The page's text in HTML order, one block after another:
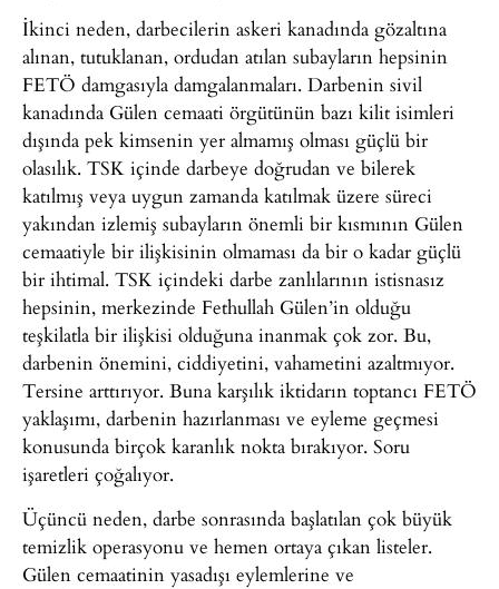
İkinci neden, darbecilerin askeri kanadında gözaltına
alınan, tutuklanan, ordudan atılan subayların hepsinin
FETÖ damgasıyla damgalanmaları. Darbenin sivil
kanadında Gülen cemaati örgütünün bazı kilit isimleri
dışında pek kimsenin yer almamış olması güçlü bir
olasılık. TSK içinde darbeye doğrudan ve bilerek
katılmış veya uygun zamanda katılmak üzere süreci
yakından izlemiş subayların önemli bir kısmının Gülen
cemaatiyle bir ilişkisinin olmaması da bir o kadar güçlü
bir ihtimal. TSK içindeki darbe zanlılarının istisnasız
hepsinin, merkezinde Fethullah Gülen’in olduğu
teşkilatla bir ilişkisi olduğuna inanmak çok zor. Bu,
darbenin önemini, ciddiyetini, vahametini azaltmıyor.
Tersine arttırıyor. Buna karşılık iktidarın toptancı FETÖ
yaklaşımı, darbenin hazırlanması ve eyleme geçmesi
konusunda birçok karanlık nokta bırakıyor. Soru
işaretleri çoğalıyor.
Üçüncü neden, darbe sonrasında başlatılan çok büyük
temizlik operasyonu ve hemen ortaya çıkan listeler.
Gülen cemaatinin yasadışı eylemlerine ve